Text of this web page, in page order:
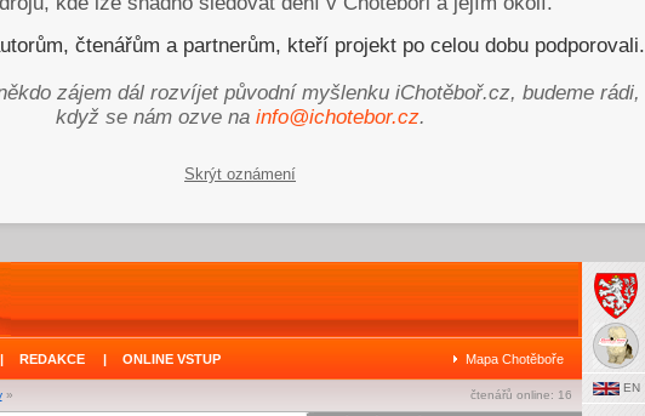
čtenářům a partnerům, kteří projekt po celou dobu podporovali.
zájem dál rozvíjet původní myšlenku iChotěboř.cz, budeme rádi,
když se nám ozve na info@ichotebor.cz.
Skrýt oznámení
| REDAKCE | ONLINE VSTUP Mapa Chotěboře
» čtenářů online: 16
EN